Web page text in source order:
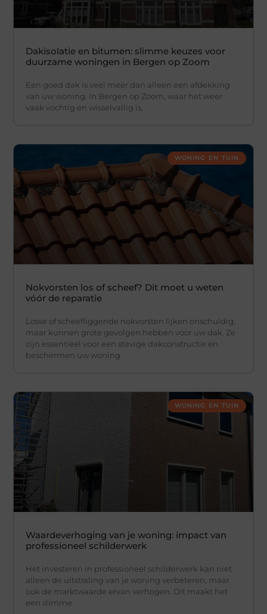
Dakisolatie en bitumen: slimme keuzes voor
duurzame woningen in Bergen op Zoom
Een goed dak is veel meer dan alleen een afdekking
van uw woning. In Bergen op Zoom, waar het weer
vaak vochtig en wisselvallig is,
WONING EN TUIN
Nokvorsten los of scheef? Dit moet u weten
vóór de reparatie
Losse of scheefliggende nokvorsten lijken onschuldig,
maar kunnen grote gevolgen hebben voor uw dak. Ze
zijn essentieel voor een stevige dakconstructie en
beschermen uw woning
WONING EN TUIN
Waardeverhoging van je woning: impact van
professioneel schilderwerk
Het investeren in professioneel schilderwerk kan niet
alleen de uitstraling van je woning verbeteren, maar
ook de marktwaarde ervan verhogen. Dit maakt het
een slimme